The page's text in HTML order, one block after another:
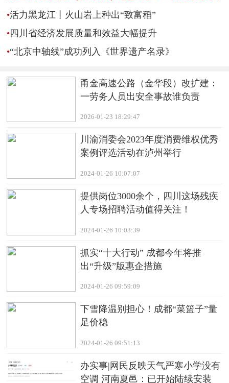
安全事故谁负责
•活力黑龙江丨火山岩上种出“致富稻”
•四川省经济发展质量和效益大幅提升
•“北京中轴线”成功列入《世界遗产名录》
甬金高速公路（金华段）改扩建：
一劳务人员出安全事故谁负责
2026-01-23 18:29:47
川渝消委会2023年度消费维权优秀
案例评选活动在泸州举行
2024-01-26 10:07:07
提供岗位3000余个，四川这场残疾
人专场招聘活动值得关注！
2024-01-26 10:03:39
抓实“十大行动” 成都今年将推
出“升级”版惠企措施
2024-01-26 09:59:09
下雪降温别担心！成都“菜篮子”量
足价稳
2024-01-26 09:51:13
办实事|网民反映天气严寒小学没有
空调 河南夏邑：已开始陆续安装